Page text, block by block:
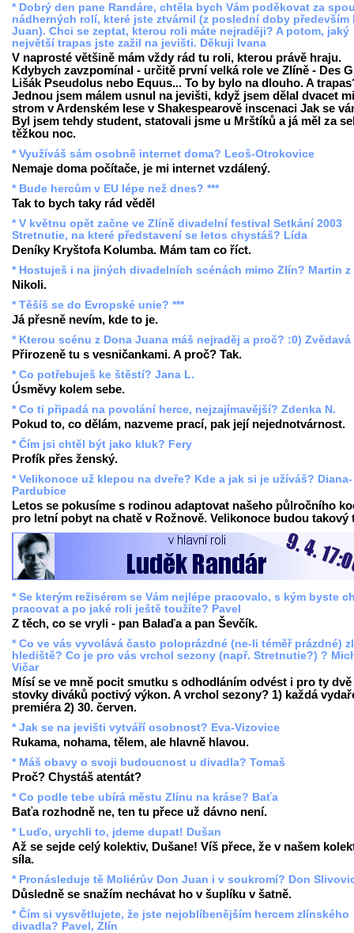
* Dobrý den pane Randáre, chtěla bych Vám poděkovat za
nádherných rolí, které jste ztvárnil (z poslední doby především
Juan). Chci se zeptat, kterou roli máte nejraději? A potom, jaký
největší trapas jste zažil na jevišti. Děkuji Ivana
V naprosté většině mám vždy rád tu roli, kterou právě hraju.
Kdybych zavzpomínal - určitě první velká role ve Zlíně - Des
Lišák Pseudolus nebo Equus... To by bylo na dlouho. A
Jednou jsem málem usnul na jevišti, když jsem dělal dvacet
strom v Ardenském lese v Shakespearově inscenaci Jak se
Byl jsem tehdy student, statovali jsme u Mrštíků a já měl za
těžkou noc.
* Využíváš sám osobně internet doma? Leoš-Otrokovice
Nemaje doma počítače, je mi internet vzdálený.
* Bude hercům v EU lépe než dnes? ***
Tak to bych taky rád věděl
* V květnu opět začne ve Zlíně divadelní festival Setkání 2003
Stretnutie, na které představení se letos chystáš? Lída
Deníky Kryštofa Kolumba. Mám tam co říct.
* Hostuješ i na jiných divadelních scénách mimo Zlín? Martin z
Nikoli.
* Těšíš se do Evropské unie? ***
Já přesně nevím, kde to je.
* Kterou scénu z Dona Juana máš nejraděj a proč? :0) Zvědavá
Přirozeně tu s vesničankami. A proč? Tak.
* Co potřebuješ ke štěstí? Jana L.
Úsměvy kolem sebe.
* Co ti připadá na povolání herce, nejzajímavější? Zdenka N.
Pokud to, co dělám, nazveme prací, pak její nejednotvárnost.
* Čím jsi chtěl být jako kluk? Fery
Profík přes ženský.
* Velikonoce už klepou na dveře? Kde a jak si je užíváš? Diana-
Pardubice
Letos se pokusíme s rodinou adaptovat našeho půlročního
pro letní pobyt na chatě v Rožnově. Velikonoce budou takový
* Se kterým režisérem se Vám nejlépe pracovalo, s kým byste
pracovat a po jaké roli ještě toužíte? Pavel
Z těch, co se vryli - pan Balaďa a pan Ševčík.
* Co ve vás vyvolává často poloprázdné (ne-li téměř prázdné)
hlediště? Co je pro vás vrchol sezony (např. Stretnutie?) ?
Vičar
Mísí se ve mně pocit smutku s odhodláním odvést i pro ty dvě
stovky diváků poctivý výkon. A vrchol sezony? 1) každá
premiéra 2) 30. červen.
* Jak se na jevišti vytváří osobnost? Eva-Vizovice
Rukama, nohama, tělem, ale hlavně hlavou.
* Máš obavy o svoji budoucnost u divadla? Tomaš
Proč? Chystáš atentát?
* Co podle tebe ubírá městu Zlínu na kráse? Baťa
Baťa rozhodně ne, ten tu přece už dávno není.
* Luďo, urychli to, jdeme dupat! Dušan
Až se sejde celý kolektiv, Dušane! Víš přece, že v našem
síla.
* Pronásleduje tě Moliérův Don Juan i v soukromí? Don
Důsledně se snažím nechávat ho v šuplíku v šatně.
* Čím si vysvětlujete, že jste nejoblíbenějším hercem zlínského
divadla? Pavel, Zlín